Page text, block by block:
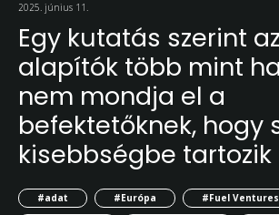
2025. június 11.
Egy kutatás szerint
alapítók több mint
nem mondja el a
befektetőknek, hogy
kisebbségbe tartozik
#adat #Európa
#Fuel Ventures